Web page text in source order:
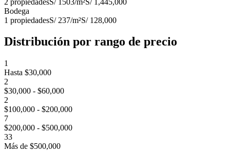
Bodega
1 propiedadesS/ 237/m²S/ 128,000
Distribución por rango de precio
1
Hasta $30,000
2
$30,000 - $60,000
2
$100,000 - $200,000
7
$200,000 - $500,000
33
Más de $500,000